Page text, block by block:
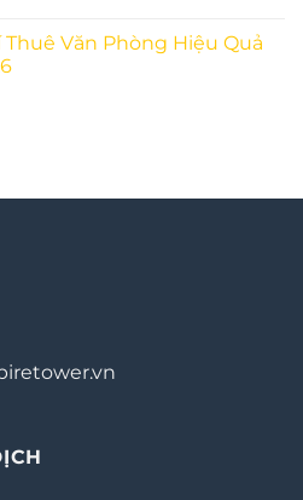
Thuê Văn Phòng Hiệu Quả